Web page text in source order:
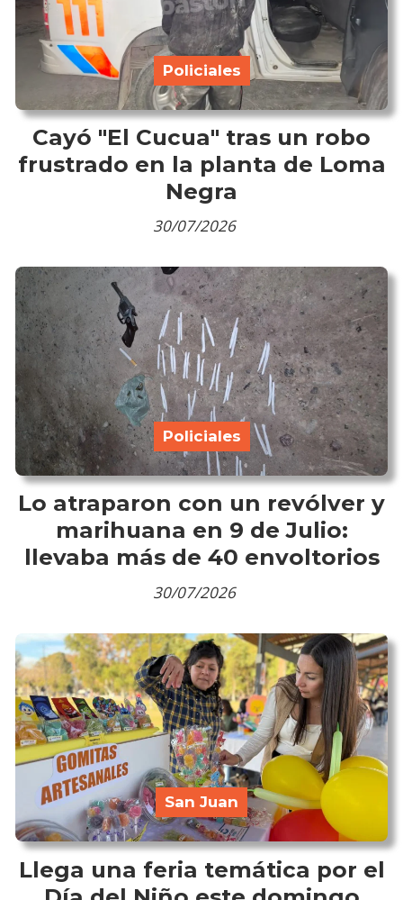
Cayó "El Cucua" tras un robo
frustrado en la planta de Loma
Negra
Policiales
30/07/2026
Lo atraparon con un revólver y
marihuana en 9 de Julio:
llevaba más de 40 envoltorios
Policiales
30/07/2026
Llega una feria temática por el
San Juan